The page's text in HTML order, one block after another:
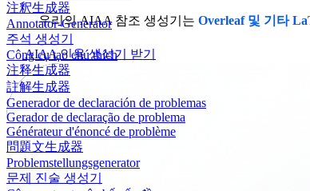
注釈生成器
Annotator-Generator
주석 생성기
Công cụ tạo chú thích
注释生成器
註解生成器
Generador de declaración de problemas
Gerador de declaração de problema
Générateur d'énoncé de problème
問題文生成器
Problemstellungsgenerator
문제 진술 생성기
우리의 AIAA 참조 생성기는 Overleaf 및 기타
AIAA 인용 생성기 받기